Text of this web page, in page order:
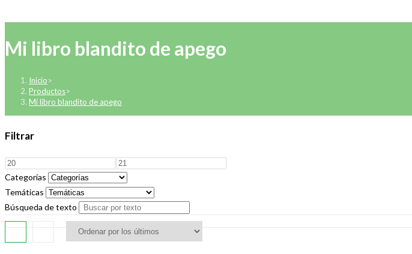
Mi libro blandito de apego
Inicio>
Productos>
Mi libro blandito de apego
Filtrar
Categorías
Temáticas
Búsqueda de texto